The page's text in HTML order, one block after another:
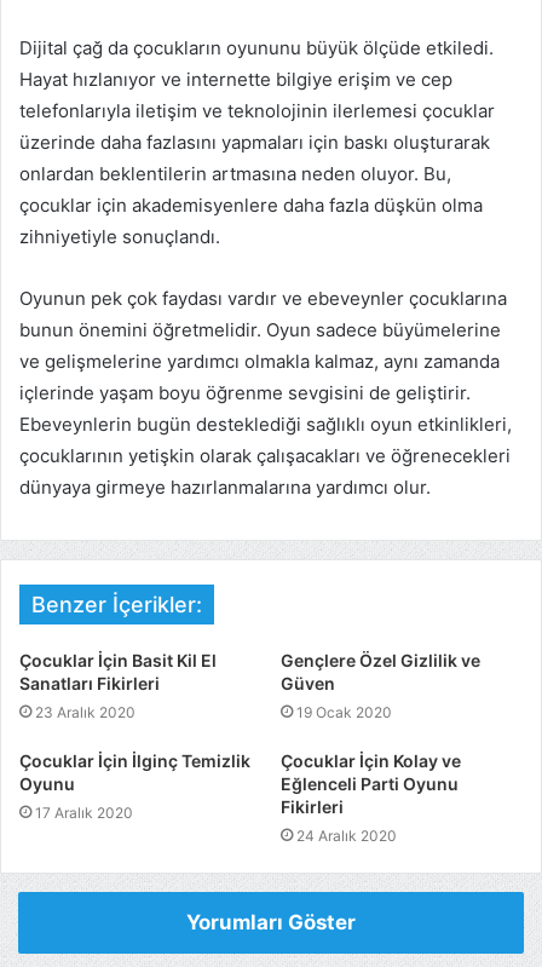
Dijital çağ da çocukların oyununu büyük ölçüde etkiledi.
Hayat hızlanıyor ve internette bilgiye erişim ve cep
telefonlarıyla iletişim ve teknolojinin ilerlemesi çocuklar
üzerinde daha fazlasını yapmaları için baskı oluşturarak
onlardan beklentilerin artmasına neden oluyor. Bu,
çocuklar için akademisyenlere daha fazla düşkün olma
zihniyetiyle sonuçlandı.
Oyunun pek çok faydası vardır ve ebeveynler çocuklarına
bunun önemini öğretmelidir. Oyun sadece büyümelerine
ve gelişmelerine yardımcı olmakla kalmaz, aynı zamanda
içlerinde yaşam boyu öğrenme sevgisini de geliştirir.
Ebeveynlerin bugün desteklediği sağlıklı oyun etkinlikleri,
çocuklarının yetişkin olarak çalışacakları ve öğrenecekleri
dünyaya girmeye hazırlanmalarına yardımcı olur.
Benzer İçerikler:
Çocuklar İçin Basit Kil El
Sanatları Fikirleri
23 Aralık 2020
Gençlere Özel Gizlilik ve
Güven
19 Ocak 2020
Çocuklar İçin İlginç Temizlik
Oyunu
17 Aralık 2020
Çocuklar İçin Kolay ve
Eğlenceli Parti Oyunu
Fikirleri
24 Aralık 2020
Yorumları Göster